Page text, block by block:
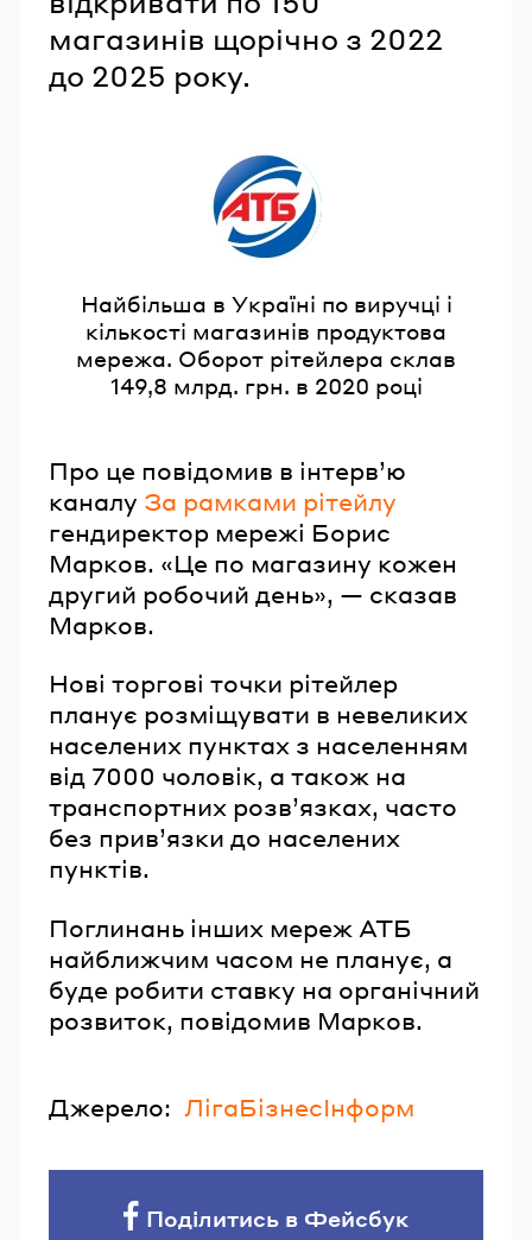
магазинів щорічно з 2022
до 2025 року.
Найбільша в Україні по виручці і
кількості магазинів продуктова
мережа. Оборот рітейлера склав
149,8 млрд. грн. в 2020 році
Про це повідомив в інтервʼю
каналу За рамками рітейлу
гендиректор мережі Борис
Марков. «Це по магазину кожен
другий робочий день», — сказав
Марков.
Нові торгові точки рітейлер
планує розміщувати в невеликих
населених пунктах з населенням
від 7000 чоловік, а також на
транспортних розвʼязках, часто
без привʼязки до населених
пунктів.
Поглинань інших мереж АТБ
найближчим часом не планує, а
буде робити ставку на органічний
розвиток, повідомив Марков.
Джерело: ЛігаБізнесІнформ
Поділитись в Фейсбук